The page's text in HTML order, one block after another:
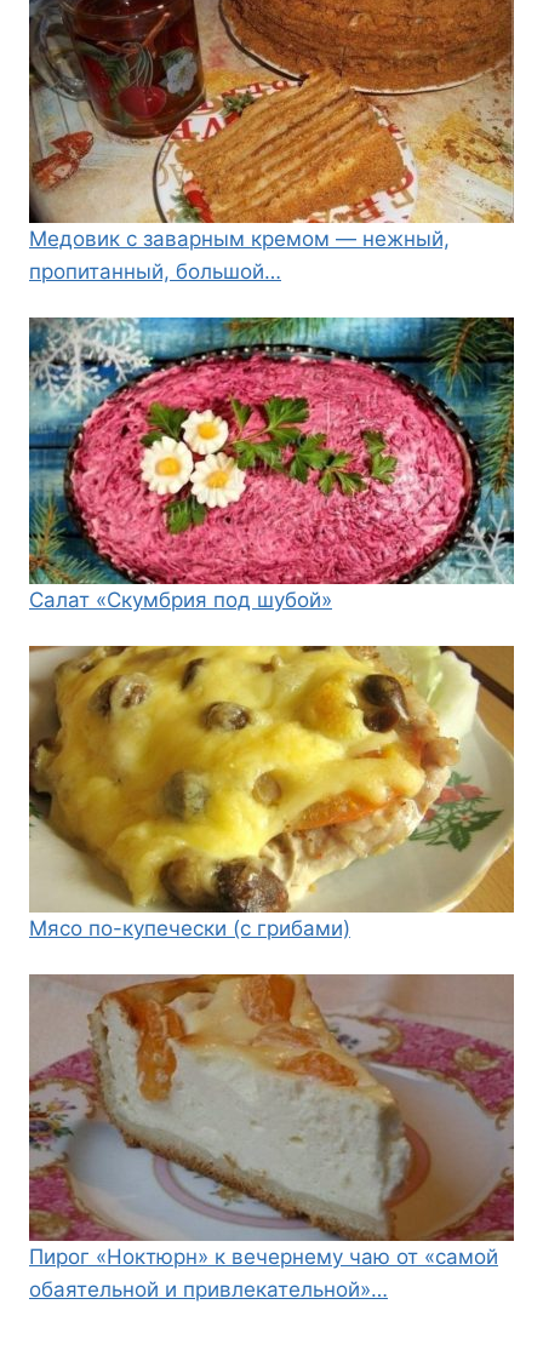
Медовик с заварным кремом — нежный,
пропитанный, большой…
Салат «Скумбрия под шубой»
Мясо по-купечески (с грибами)
Пирог «Ноктюрн» к вечернему чаю от «самой
обаятельной и привлекательной»…